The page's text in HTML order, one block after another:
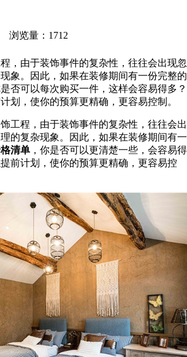
浏览量：1712
，由于装饰事件的复杂性，往往会出现忽
象。因此，如果在装修期间有一份完整的
否可以每次购买一件，这样会容易得多？
划，使你的预算更精确，更容易控制。
程，由于装饰事件的复杂性，往往会出
的复杂现象。因此，如果在装修期间有一
清单 ，你是否可以更清楚一些，会容易得
前计划，使你的预算更精确，更容易控